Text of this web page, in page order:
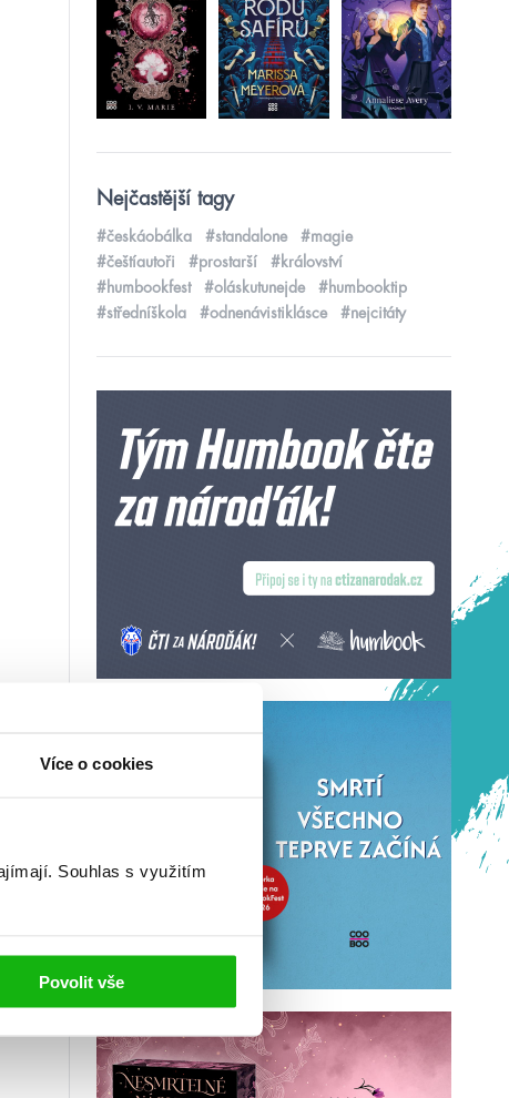
Více o cookies
Souhlas s využitím
Povolit vše
Nejčastější tagy
#českáobálka #standalone
#magie
#češtíautoři
#prostarší
#království
#humbookfest
#oláskutunejde
#humbooktip
#středníškola
#odnenávistiklásce #nejcitáty